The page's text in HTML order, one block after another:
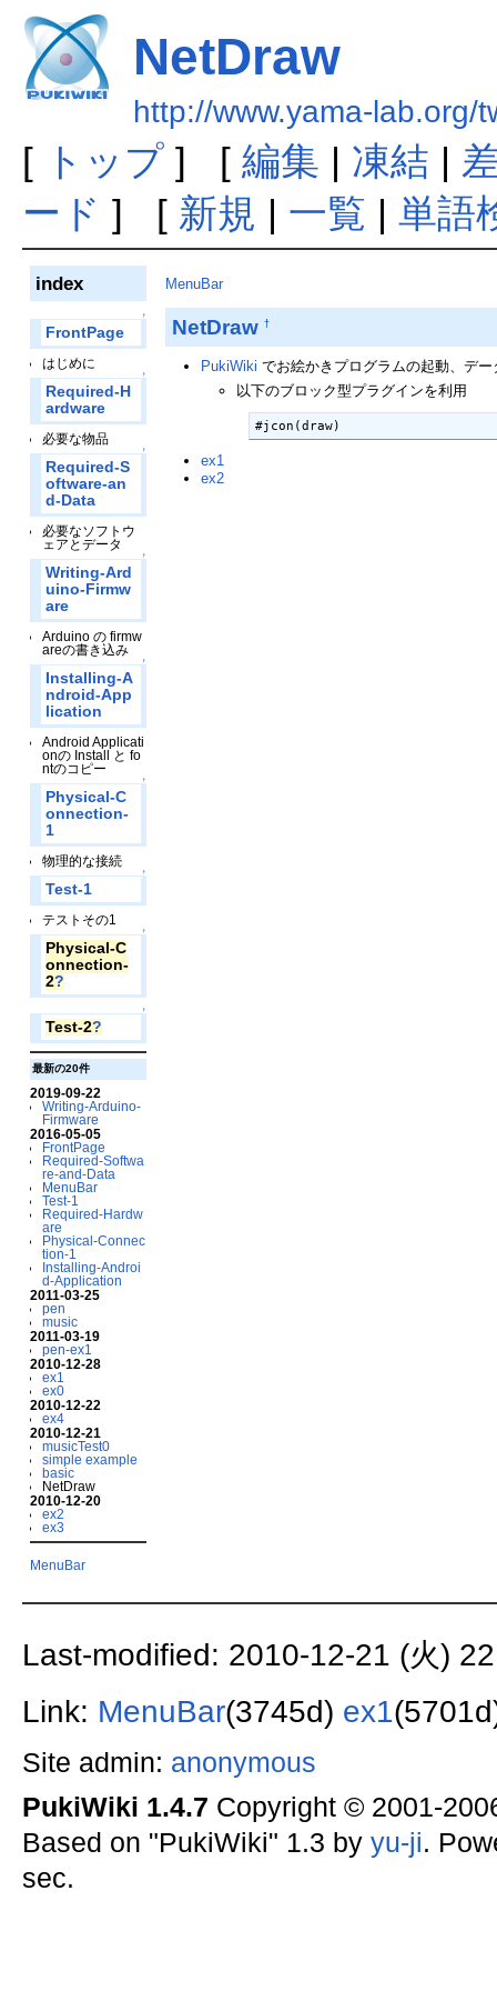
NetDraw
http://www.yama-lab.org/
[ トップ] [ 編集 | 凍結 |
ード ] [ 新規 | 一覧 | 単語
index
↑
FrontPage
はじめに
↑
Required-H
ardware
必要な物品
↑
Required-S
oftware-an
d-Data
必要なソフトウ
ェアとデータ
↑
Writing-Ard
uino-Firmw
are
Arduino の firmw
areの書き込み
↑
Installing-A
ndroid-App
lication
Android Applicati
onの Install と fo
ntのコピー
↑
Physical-C
onnection-
1
物理的な接続
↑
Test-1
テストその1
↑
Physical-C
onnection-
2?
↑
Test-2?
最新の20件
2019-09-22
Writing-Arduino-
Firmware
2016-05-05
FrontPage
Required-Softwa
re-and-Data
MenuBar
Test-1
Required-Hardw
are
Physical-Connec
tion-1
Installing-Androi
d-Application
2011-03-25
pen
music
2011-03-19
pen-ex1
2010-12-28
ex1
ex0
2010-12-22
ex4
2010-12-21
musicTest0
simple example
basic
NetDraw
2010-12-20
ex2
ex3
MenuBar
MenuBar
NetDraw †
PukiWiki でお絵かきプログラムの起動、デ
以下のブロック型プラグインを利用
#jcon(draw)
ex1
ex2
Last-modified: 2010-12-21 (火)
Link: MenuBar(3745d) ex1
Site admin: anonymous
PukiWiki 1.4.7 Copyright © 2001-
Based on "PukiWiki" 1.3 by yu-ji.
sec.